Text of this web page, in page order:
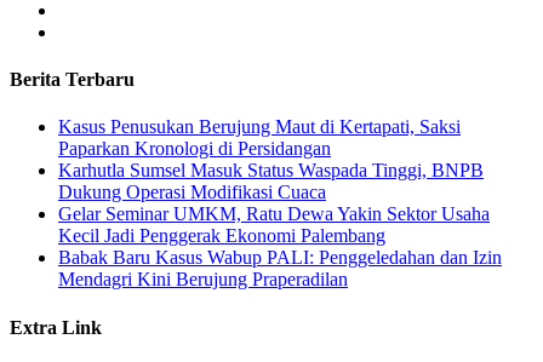
Berita Terbaru
Kasus Penusukan Berujung Maut di Kertapati, Saksi
Paparkan Kronologi di Persidangan
Karhutla Sumsel Masuk Status Waspada Tinggi, BNPB
Dukung Operasi Modifikasi Cuaca
Gelar Seminar UMKM, Ratu Dewa Yakin Sektor Usaha
Kecil Jadi Penggerak Ekonomi Palembang
Babak Baru Kasus Wabup PALI: Penggeledahan dan Izin
Mendagri Kini Berujung Praperadilan
Extra Link